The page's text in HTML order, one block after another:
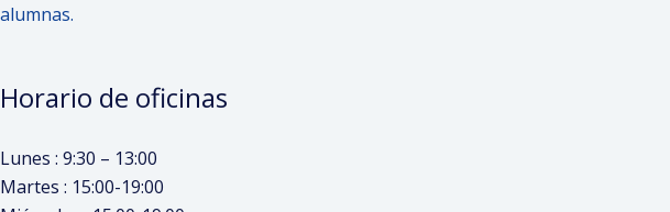
alumnas.
Horario de oficinas
Lunes : 9:30 – 13:00
Martes : 15:00-19:00